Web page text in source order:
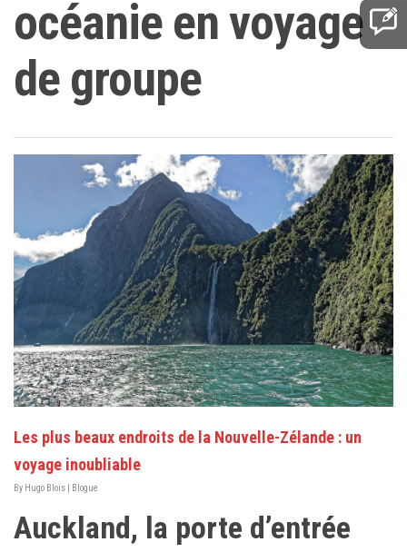
océanie en voyage
de groupe
Les plus beaux endroits de la Nouvelle-Zélande : un
voyage inoubliable
By Hugo Blois Blogue
Auckland, la porte d’entrée